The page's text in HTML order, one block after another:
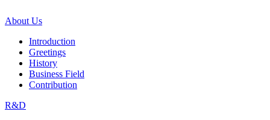
About Us
Introduction
Greetings
History
Business Field
Contribution
R&D